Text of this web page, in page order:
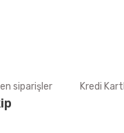
siparişler Kredi